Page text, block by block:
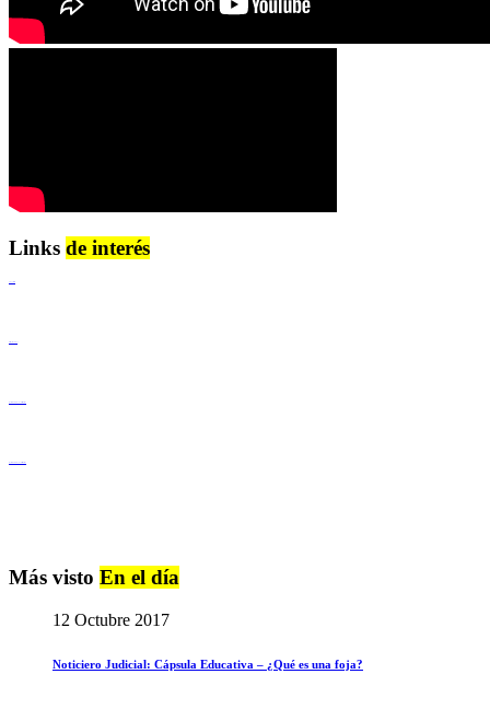
Links de interés
Más visto En el día
12 Octubre 2017
Noticiero Judicial: Cápsula Educativa – ¿Qué es una foja?